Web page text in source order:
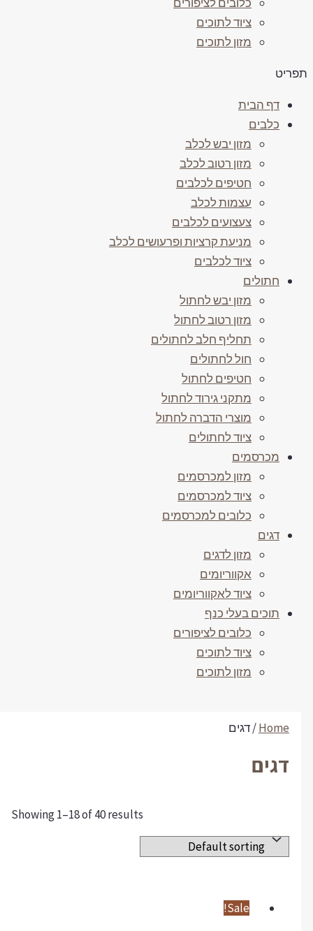
ציוד לתוכים
מזון לתוכים
דף הבית
כלבים
מזון יבש לכלב
מזון רטוב לכלב
חטיפים לכלבים
עצמות לכלב
צעצועים לכלבים
מניעת קרציות ופרעושים לכלב
ציוד לכלבים
חתולים
מזון יבש לחתול
מזון רטוב לחתול
תחליף חלב לחתולים
חול לחתולים
חטיפים לחתול
מתקני גירוד לחתול
מוצרי הדברה לחתול
ציוד לחתולים
מכרסמים
מזון למכרסמים
ציוד למכרסמים
כלובים למכרסמים
דגים
מזון לדגים
אקווריומים
ציוד לאקווריומים
תוכים בעלי כנף
כלובים לציפורים
ציוד לתוכים
מזון לתוכים
Home/ דגים
דגים
Showing 1–18 of 40 results
Sale!